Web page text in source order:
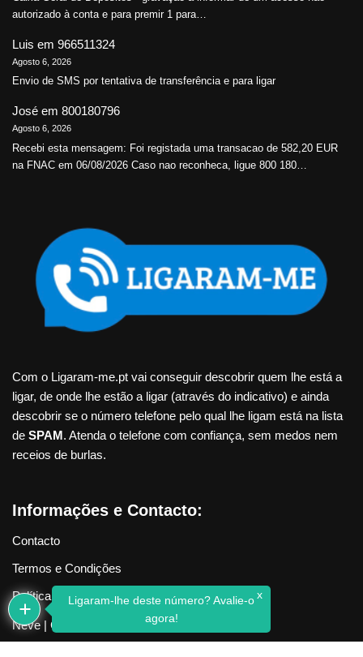
autorizado à conta e para premir 1 para…
Luis em 966511324
Agosto 6, 2026
Envio de SMS por tentativa de transferência e para ligar
José em 800180796
Agosto 6, 2026
Recebi esta mensagem: Foi registada uma transacao de 582,20 EUR
na FNAC em 06/08/2026 Caso nao reconheca, ligue 800 180…
Com o Ligaram-me.pt vai conseguir descobrir quem lhe está a
ligar, de onde lhe estão a ligar (através do indicativo) e ainda
descobrir se o número telefone pelo qual lhe ligam está na lista
de SPAM. Atenda o telefone com confiança, sem medos nem
receios de burlas.
Informações e Contacto:
Contacto
Termos e Condições
Política de Privacidade
Neve| Criado com WordPress
Ligaram-lhe deste número? Avalie-o
agora!
x